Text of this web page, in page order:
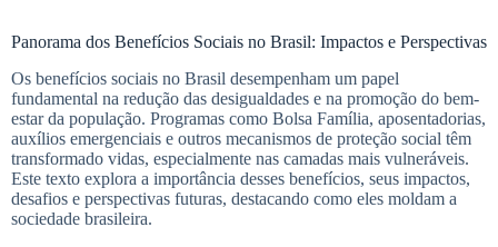
Panorama dos Benefícios Sociais no Brasil: Impactos e Perspectivas
Os benefícios sociais no Brasil desempenham um papel
fundamental na redução das desigualdades e na promoção do bem-
estar da população. Programas como Bolsa Família, aposentadorias,
auxílios emergenciais e outros mecanismos de proteção social têm
transformado vidas, especialmente nas camadas mais vulneráveis.
Este texto explora a importância desses benefícios, seus impactos,
desafios e perspectivas futuras, destacando como eles moldam a
sociedade brasileira.